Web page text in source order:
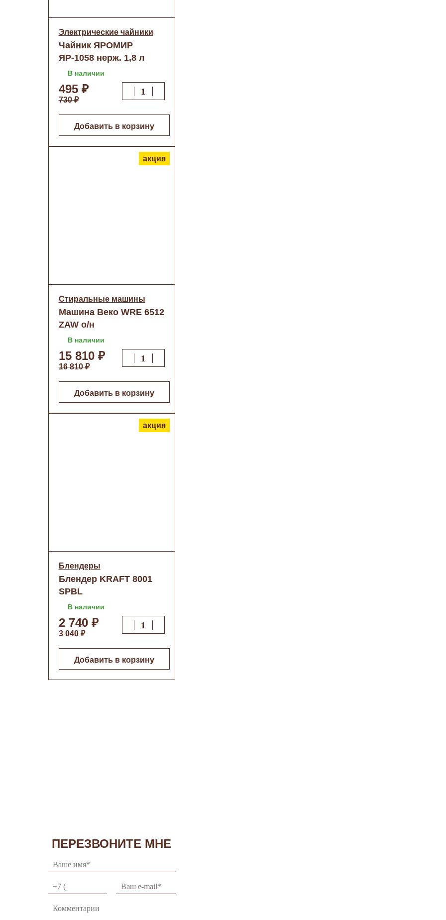
Электрические чайники
Чайник ЯРОМИР
ЯР-1058 нерж. 1,8 л
В наличии
495 ₽
730 ₽
Добавить в корзину
акция
Стиральные машины
Машина Веко WRE 6512
ZAW о/н
В наличии
15 810 ₽
16 810 ₽
Добавить в корзину
акция
Блендеры
Блендер KRAFT 8001
SPBL
В наличии
2 740 ₽
3 040 ₽
Добавить в корзину
ПЕРЕЗВОНИТЕ МНЕ